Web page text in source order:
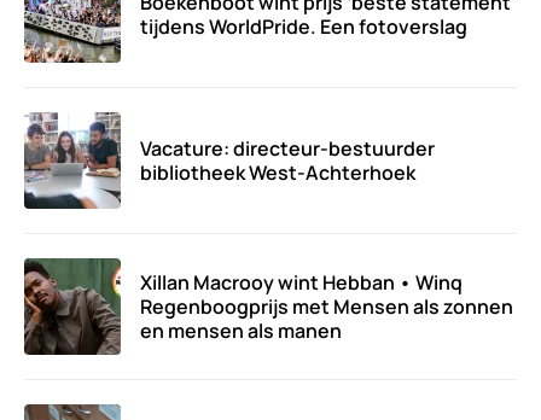
tijdens WorldPride. Een fotoverslag
Vacature: directeur-bestuurder
bibliotheek West-Achterhoek
Xillan Macrooy wint Hebban • Winq
Regenboogprijs met Mensen als zonnen
en mensen als manen